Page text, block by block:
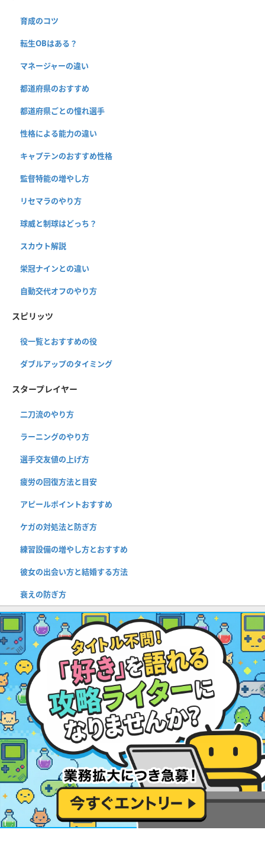
育成のコツ
転生OBはある？
マネージャーの違い
都道府県のおすすめ
都道府県ごとの憧れ選手
性格による能力の違い
キャプテンのおすすめ性格
監督特能の増やし方
リセマラのやり方
球威と制球はどっち？
スカウト解説
栄冠ナインとの違い
自動交代オフのやり方
スピリッツ
役一覧とおすすめの役
ダブルアップのタイミング
スタープレイヤー
二刀流のやり方
ラーニングのやり方
選手交友値の上げ方
疲労の回復方法と目安
アピールポイントおすすめ
ケガの対処法と防ぎ方
練習設備の増やし方とおすすめ
彼女の出会い方と結婚する方法
衰えの防ぎ方